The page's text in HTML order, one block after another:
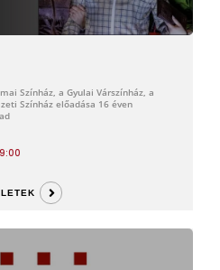
Színház, a Gyulai Várszínház, a
Színház előadása 16 éven